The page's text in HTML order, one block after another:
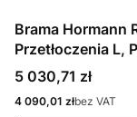
Brama
Przetłoczenia L,
9007 Matt deluxe
Cena
5 030,71 zł
Cena
4 090,01 złbez VAT